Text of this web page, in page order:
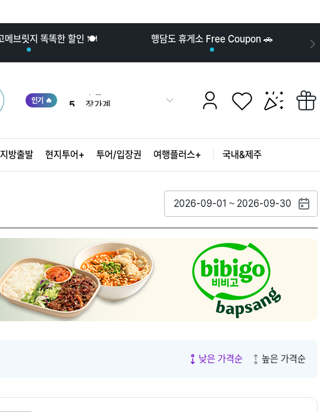
메브릿지 똑똑한 할인 🍽️ 행담도 휴게소 Free Coupon 🚗
인기 🔥
1.
나트랑
5.
장가계
9.
서울
10. 발리
4.
부산
장가계
6.
오키나와
7.
오사카
8.
푸꾸옥
9.
서울
10. 발리
지방출발 현지투어+ 투어/입장권 여행플러스+ 국내&제주
2026-09-01 ~ 2026-09-30
낮은 가격순 높은 가격순